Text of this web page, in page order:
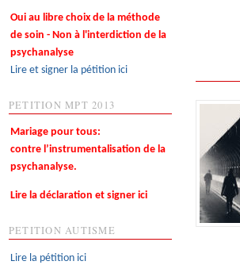
Oui au libre choix de la méthode
de soin - Non à l'interdiction de la
psychanalyse
Lire et signer la pétition ici
PETITION MPT 2013
Mariage pour tous:
contre l’instrumentalisation de la
psychanalyse.
Lire la déclaration et signer ici
PETITION AUTISME
Lire la pétition ici